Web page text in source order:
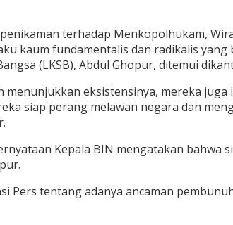
terhadap Menkopolhukam,
kaum fundamentalis dan radikalis
(LKSB), Abdul Ghopur, ditemui
eksistensinya, mereka
siap perang melawan negara dan
Kepala BIN mengatakan bahwa
Pers tentang adanya ancaman